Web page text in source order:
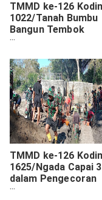
TMMD ke-126
1022/Tanah Bumbu
Bangun Tembok
Permanen Rumah
TMMD ke-126
1625/Ngada Capai
dalam Pengecoran
Fondasi Bendungan